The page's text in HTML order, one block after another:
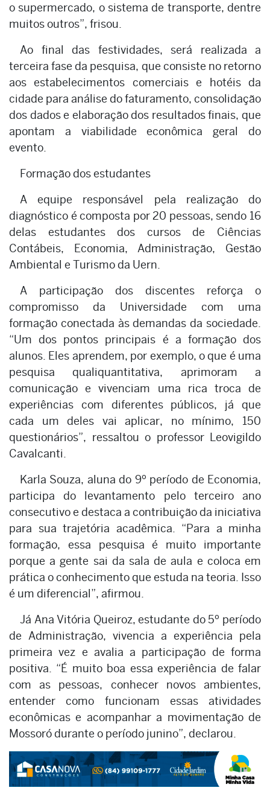
o supermercado, o sistema de transporte, dentre
muitos outros”, frisou.
Ao final das festividades, será realizada a
terceira fase da pesquisa, que consiste no retorno
aos estabelecimentos comerciais e hotéis da
cidade para análise do faturamento, consolidação
dos dados e elaboração dos resultados finais, que
apontam a viabilidade econômica geral do
evento.
Formação dos estudantes
A equipe responsável pela realização do
diagnóstico é composta por 20 pessoas, sendo 16
delas estudantes dos cursos de Ciências
Contábeis, Economia, Administração, Gestão
Ambiental e Turismo da Uern.
A participação dos discentes reforça o
compromisso da Universidade com uma
formação conectada às demandas da sociedade.
“Um dos pontos principais é a formação dos
alunos. Eles aprendem, por exemplo, o que é uma
pesquisa qualiquantitativa, aprimoram a
comunicação e vivenciam uma rica troca de
experiências com diferentes públicos, já que
cada um deles vai aplicar, no mínimo, 150
questionários”, ressaltou o professor Leovigildo
Cavalcanti.
Karla Souza, aluna do 9º período de Economia,
participa do levantamento pelo terceiro ano
consecutivo e destaca a contribuição da iniciativa
para sua trajetória acadêmica. “Para a minha
formação, essa pesquisa é muito importante
porque a gente sai da sala de aula e coloca em
prática o conhecimento que estuda na teoria. Isso
é um diferencial”, afirmou.
Já Ana Vitória Queiroz, estudante do 5º período
de Administração, vivencia a experiência pela
primeira vez e avalia a participação de forma
positiva. “É muito boa essa experiência de falar
com as pessoas, conhecer novos ambientes,
entender como funcionam essas atividades
econômicas e acompanhar a movimentação de
Mossoró durante o período junino”, declarou.